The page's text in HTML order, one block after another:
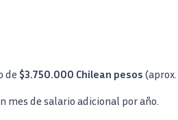
de $3.750.000 Chilean pesos (aprox.
de salario adicional por año.